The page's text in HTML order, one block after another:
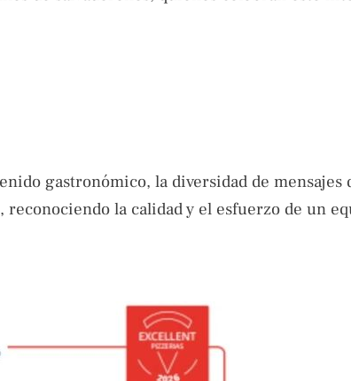
gastronómico, la diversidad de mensajes
la calidad y el esfuerzo de un